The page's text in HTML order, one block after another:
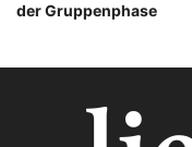
der Gruppenphase